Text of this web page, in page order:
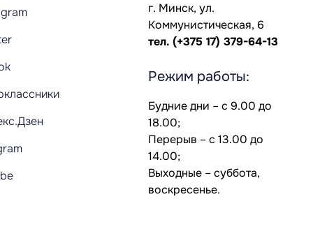
г. Минск, ул.
Коммунистическая, 6
тел. (+375 17) 379-64-13
Режим работы:
Будние дни – с 9.00 до
18.00;
Перерыв – с 13.00 до
14.00;
Выходные – суббота,
воскресенье.